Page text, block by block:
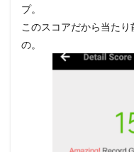
プ。
このスコアだから当た
の。